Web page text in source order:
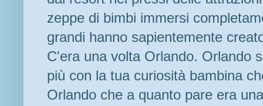
zeppe di bimbi immersi
grandi hanno sapientemente
C'era una volta Orlando. Orlando
più con la tua curiosità bambina
Orlando che a quanto pare era